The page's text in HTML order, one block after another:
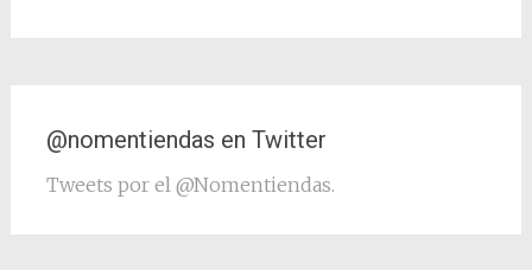
@nomentiendas en Twitter
Tweets por el @Nomentiendas.